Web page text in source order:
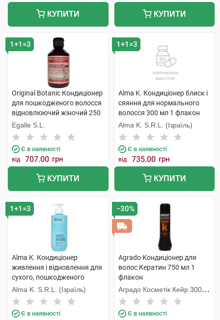
КУПИТИ КУПИТИ
1+1=3
Original Botanic Кондиціонер
для пошкодженого волосся
відновлюючий жіночий 250
мл 1 флакон
Egalle S.L.
Є в наявності
від 707.00 грн
КУПИТИ
1+1=3
Alma K. Кондиціонер блиск і
сяяння для нормального
волосся 300 мл 1 флакон
Alma K. S.R.L. (Ізраїль)
Є в наявності
від 735.00 грн
КУПИТИ
1+1=3
Alma K. Кондиціонер
живлення і відновлення для
сухого, пошкодженого
волосся 300 мл 1 флакон
Alma K. S.R.L. (Ізраїль)
Є в наявності
−30%
Agrado Кондиціонер для
волос Кератин 750 мл 1
флакон
Аградо Косметік Кейр 3000
С.Л.У.
Є в наявності